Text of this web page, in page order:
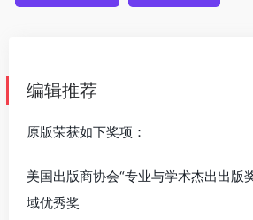
编辑推荐
原版荣获如下奖项：
美国出版商协会“专业与学术杰出出版
域优秀奖